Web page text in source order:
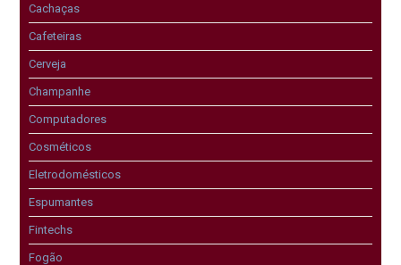
Cachaças
Cafeteiras
Cerveja
Champanhe
Computadores
Cosméticos
Eletrodomésticos
Espumantes
Fintechs
Fogão